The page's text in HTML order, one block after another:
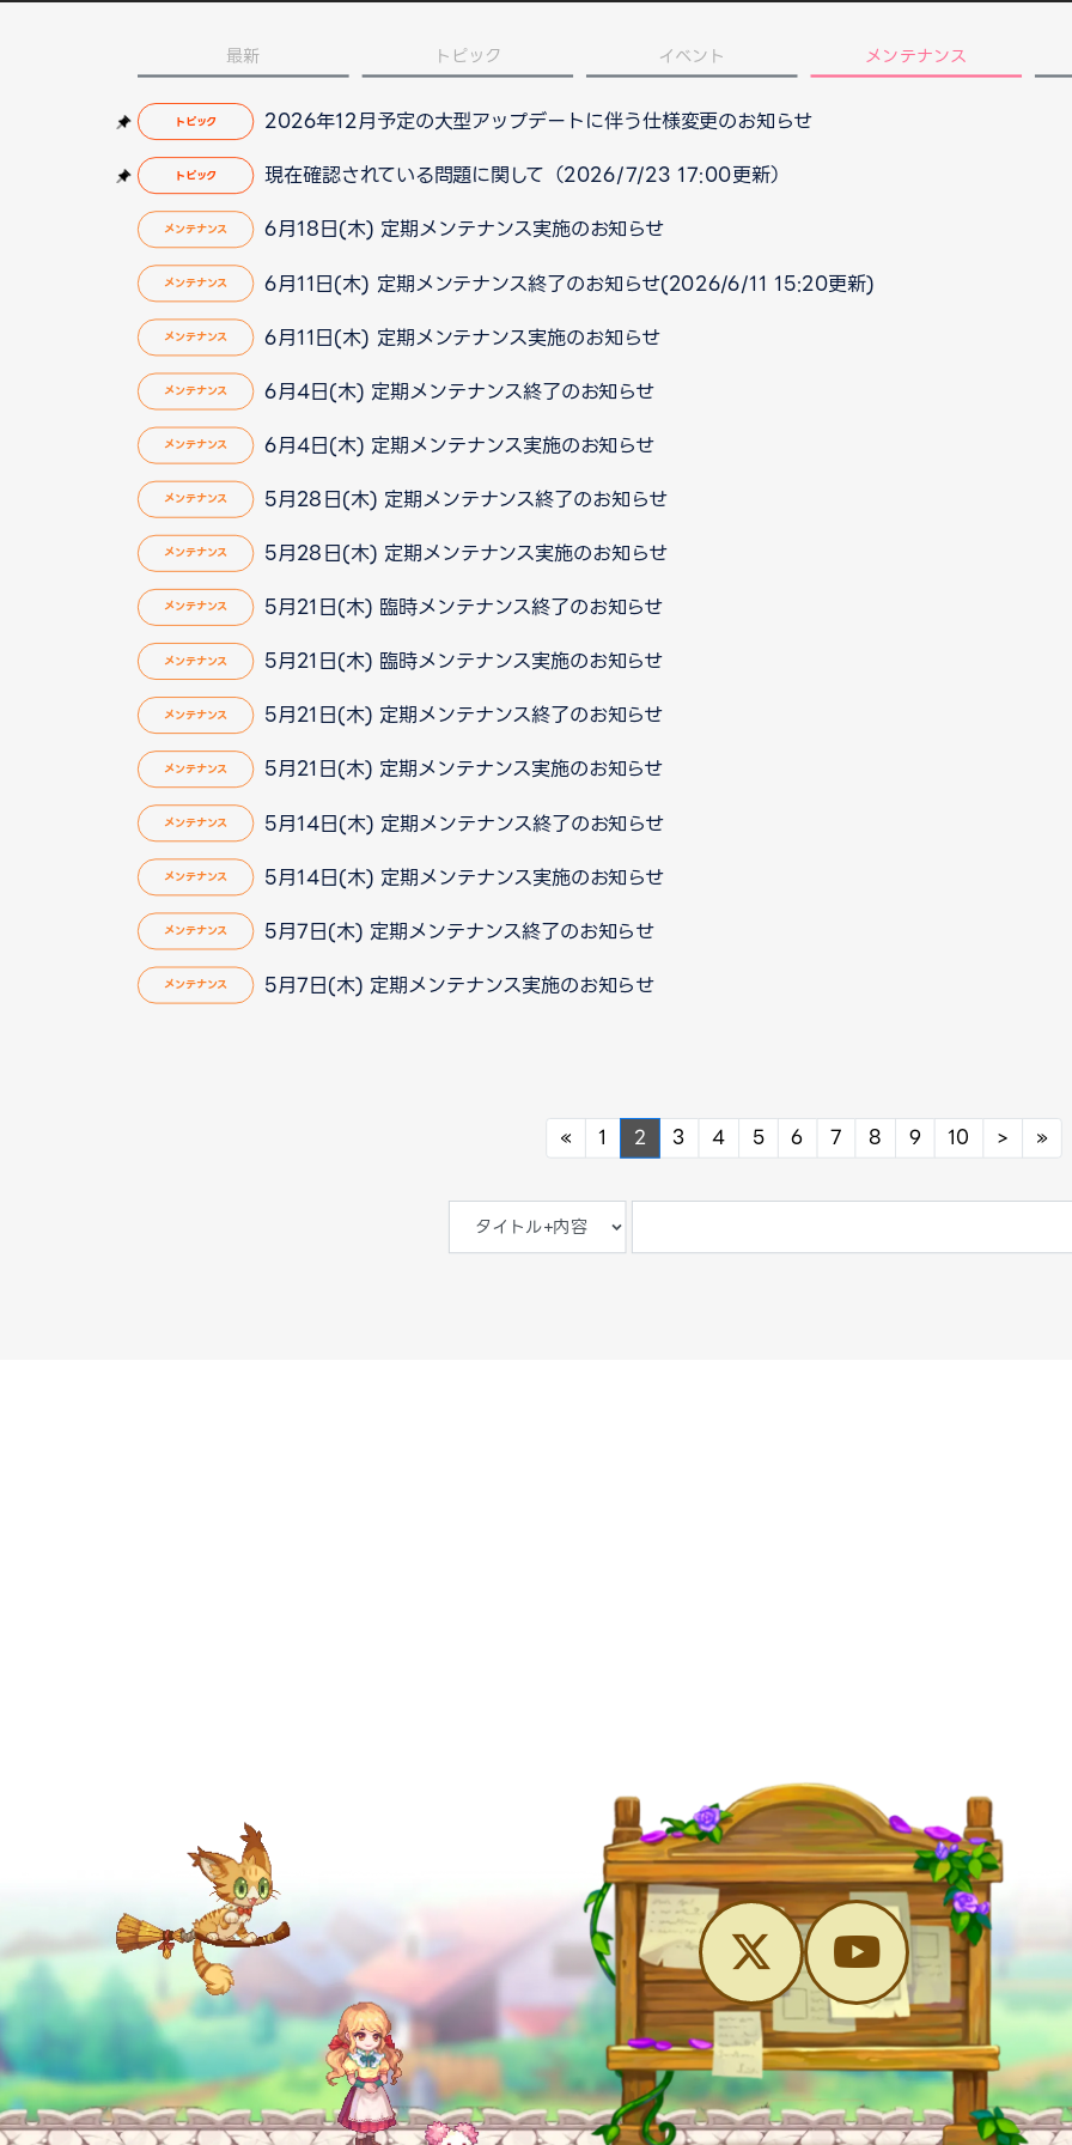
最新 トピック イベント メンテナンス
トピック 2026年12月予定の大型アップデートに伴う仕様変更のお知らせ
トピック 現在確認されている問題に関して（2026/7/23 17:00更新）
メンテナンス 6月18日(木) 定期メンテナンス実施のお知らせ
メンテナンス 6月11日(木) 定期メンテナンス終了のお知らせ(2026/6/11 15:20更新)
メンテナンス 6月11日(木) 定期メンテナンス実施のお知らせ
メンテナンス 6月4日(木) 定期メンテナンス終了のお知らせ
メンテナンス 6月4日(木) 定期メンテナンス実施のお知らせ
メンテナンス 5月28日(木) 定期メンテナンス終了のお知らせ
メンテナンス 5月28日(木) 定期メンテナンス実施のお知らせ
メンテナンス 5月21日(木) 臨時メンテナンス終了のお知らせ
メンテナンス 5月21日(木) 臨時メンテナンス実施のお知らせ
メンテナンス 5月21日(木) 定期メンテナンス終了のお知らせ
メンテナンス 5月21日(木) 定期メンテナンス実施のお知らせ
メンテナンス 5月14日(木) 定期メンテナンス終了のお知らせ
メンテナンス 5月14日(木) 定期メンテナンス実施のお知らせ
メンテナンス 5月7日(木) 定期メンテナンス終了のお知らせ
メンテナンス 5月7日(木) 定期メンテナンス実施のお知らせ
« Previous
1 2 3 4 5 6 7 8 9 10 > Next
»